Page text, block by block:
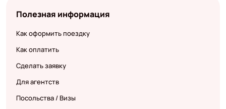
Полезная информация
Как оформить поездку
Как оплатить
Сделать заявку
Для агентств
Посольства / Визы